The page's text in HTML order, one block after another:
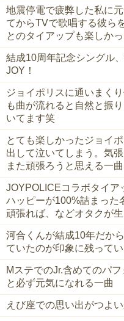
地震停電で疲弊した私に
てからTVで歌唱する彼ら
とのタイアップも楽しかっ
結成10周年記念シングル
JOY！
ジョイポリスに通いまく
も曲が流れると自然と振
いてます笑
とても楽しかったジョイ
出して泣いてしまう。気
また頑張ろうと思える一
JOYPOLICEコラボタイア
ハッピーが100%詰まった
頑張れば、などオタクが
河合くんが結成10年だか
ていたのが印象に残ってい
MステでのJr.含めてのパ
と必ず元気になれる一曲
えび座での思い出がつよい